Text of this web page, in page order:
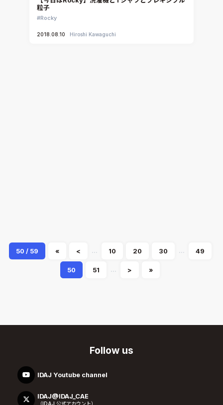
粒子
Rocky
2018.08.10 Hiroshi Kawaguchi
50 / 59 « < ... 10 20 30 ... 49
50 51 ... > »
Follow us
IDAJ Youtube channel
IDAJ@IDAJ_CAE
（IDAJ 公式アカウント）